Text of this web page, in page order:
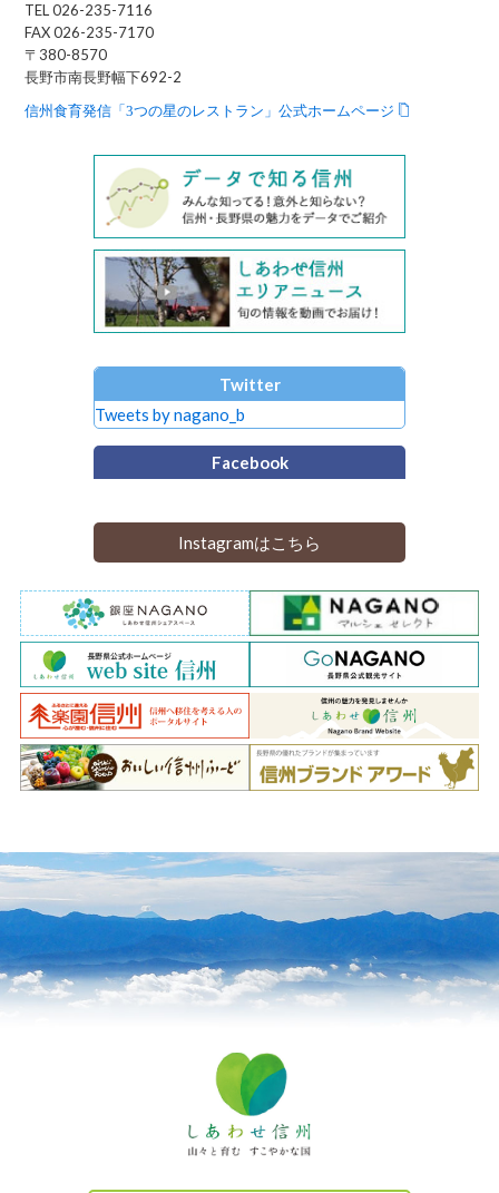
TEL 026-235-7116
FAX 026-235-7170
〒380-8570
長野市南長野幅下692-2
信州食育発信「3つの星のレストラン」公式ホームページ
Twitter
Tweets by nagano_b
Facebook
Instagramはこちら